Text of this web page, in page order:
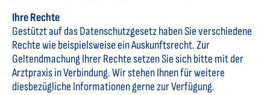
Ihre Rechte
Gestützt auf das Datenschutzgesetz haben Sie verschiedene
Rechte wie beispielsweise ein Auskunftsrecht. Zur
Geltendmachung Ihrer Rechte setzen Sie sich bitte mit der
Arztpraxis in Verbindung. Wir stehen Ihnen für weitere
diesbezügliche Informationen gerne zur Verfügung.